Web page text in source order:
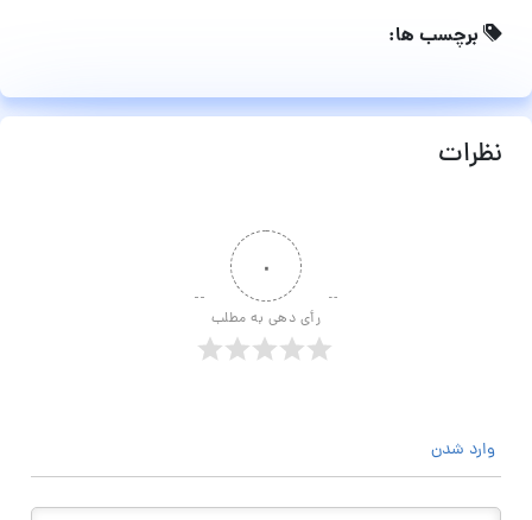
برچسب ها:
نظرات
۰
رأی دهی به مطلب
وارد شدن